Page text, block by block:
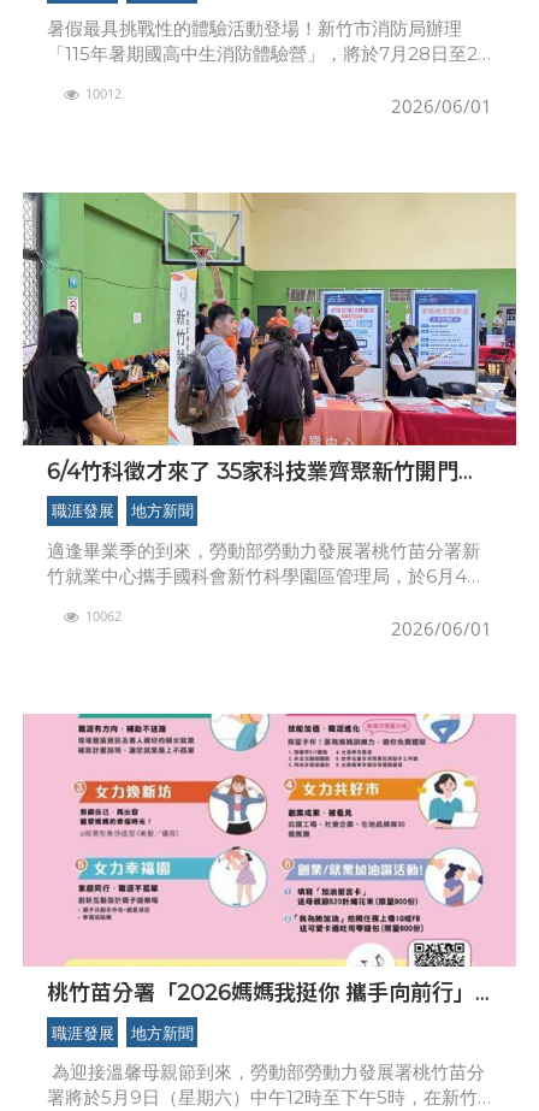
暑假最具挑戰性的體驗活動登場！新竹市消防局辦理
「115年暑期國高中生消防體驗營」，將於7月28日至29
請設籍新竹市或就讀竹市公私立國、高中之在籍學生
2026/06/01
10012
6/4竹科徵才來了 35家科技業齊聚新竹開門迎
新鮮人
職涯發展 地方新聞
適逢畢業季的到來，勞動部勞動力發展署桃竹苗分署新
竹就業中心攜手國科會新竹科學園區管理局，於6月4日
局尼尼生活館1樓體育館辦理「新竹地區科技業」大型現
2026/06/01
10062
桃竹苗分署「2026媽媽我挺你 攜手向前行」
攜手打造女力再出發 5/9竹北遠東百貨溫暖登
場
職涯發展 地方新聞
為迎接溫馨母親節到來，勞動部勞動力發展署桃竹苗分
署將於5月9日（星期六）中午12時至下午5時，在新竹